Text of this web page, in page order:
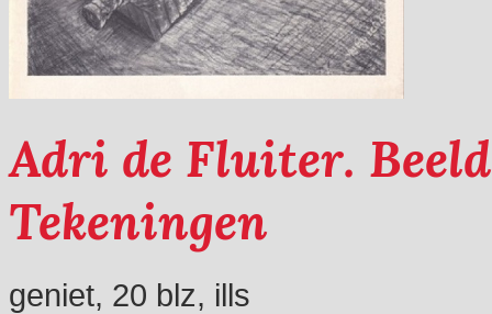
Adri de Fluiter.
Tekeningen
geniet, 20 blz, ills